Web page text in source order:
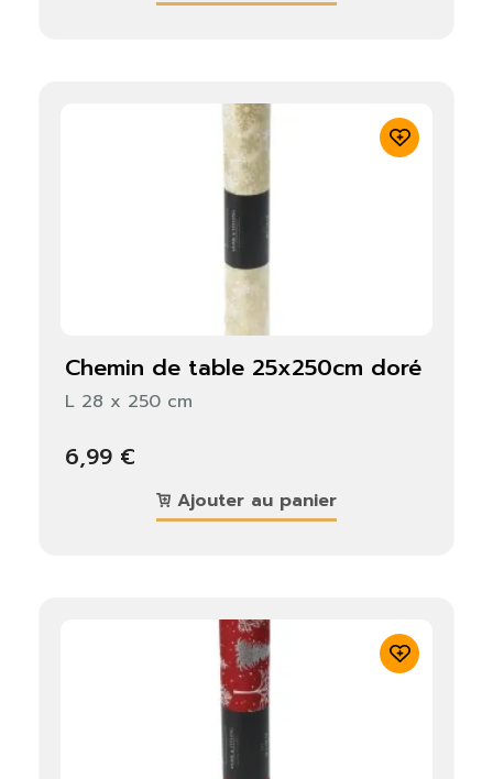
chemin de table 25x250cm doré
L 28 x 250 cm
6,99 €
Ajouter au panier